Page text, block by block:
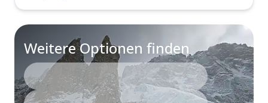
Weitere Optionen finden